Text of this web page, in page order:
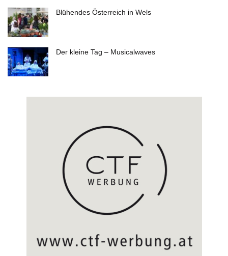
Blühendes Österreich in Wels
Der kleine Tag – Musicalwaves